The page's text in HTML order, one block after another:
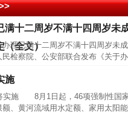
满十二周岁不满十四周岁未
（全文）
理已满十二周岁不满十四周岁未
察院、公安部联合发布《关于
施
施 8月1日起，46项强制性国家
、黄河流域用水定额、家用太阳